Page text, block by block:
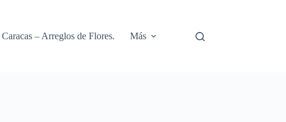
– Arreglos de Flores. Más